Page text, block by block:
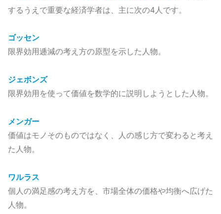
するうえで重要な経済学者は、主に次の4人です。
ゴッセン
限界効用逓減の考え方の原型を示した人物。
ジェボンズ
限界効用を使って価値を数学的に説明しようとした人物。
メンガー
価値はモノそのものではなく、人の感じ方で変わると考え
た人物。
ワルラス
個人の満足感の考え方を、市場全体の価格や均衡へ広げた
人物。